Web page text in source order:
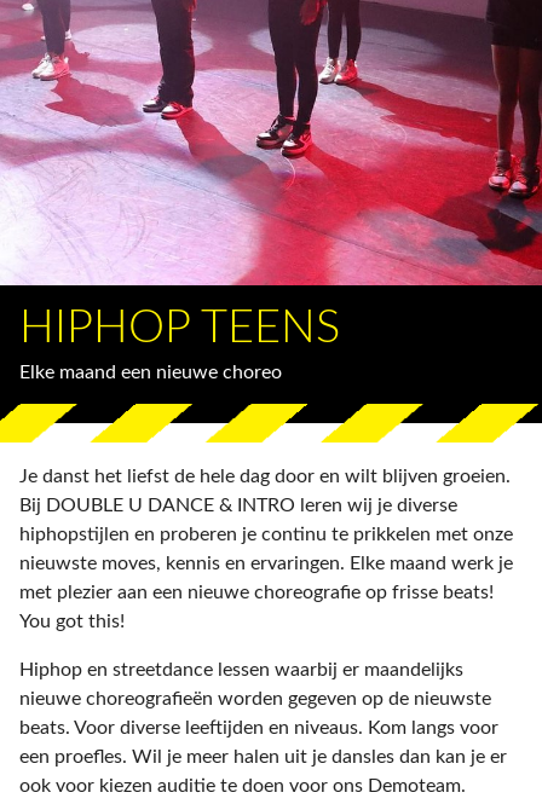
HIPHOP TEENS
Elke maand een nieuwe choreo
Je danst het liefst de hele dag door en wilt blijven groeien.
Bij DOUBLE U DANCE & INTRO leren wij je diverse
hiphopstijlen en proberen je continu te prikkelen met onze
nieuwste moves, kennis en ervaringen. Elke maand werk je
met plezier aan een nieuwe choreografie op frisse beats!
You got this!
Hiphop en streetdance lessen waarbij er maandelijks
nieuwe choreografieën worden gegeven op de nieuwste
beats. Voor diverse leeftijden en niveaus. Kom langs voor
een proefles. Wil je meer halen uit je dansles dan kan je er
ook voor kiezen auditie te doen voor ons Demoteam.